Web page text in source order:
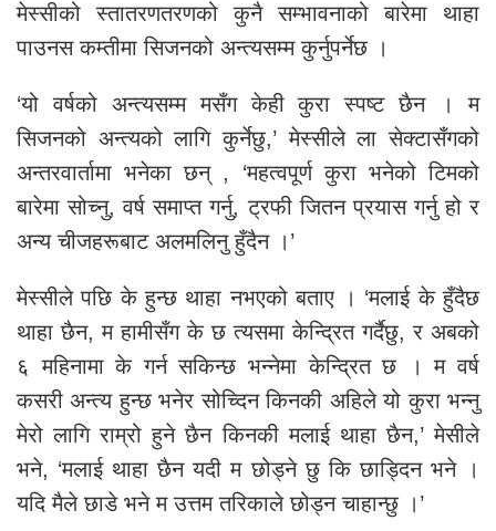
मेस्सीको स्तातरणतरणको कुनै सम्भावनाको बारेमा थाहा
पाउनस कम्तीमा सिजनको अन्त्यसम्म कुर्नुपर्नेछ ।
‘यो वर्षको अन्त्यसम्म मसँग केही कुरा स्पष्ट छैन । म
सिजनको अन्त्यको लागि कुर्नेछु,’ मेस्सीले ला सेक्टासँगको
अन्तरवार्तामा भनेका छन् , ‘महत्वपूर्ण कुरा भनेको टिमको
बारेमा सोच्नु, वर्ष समाप्त गर्नु, ट्रफी जितन प्रयास गर्नु हो र
अन्य चीजहरूबाट अलमलिनु हुँदैन ।’
मेस्सीले पछि के हुन्छ थाहा नभएको बताए । ‘मलाई के हुँदैछ
थाहा छैन, म हामीसँग के छ त्यसमा केन्द्रित गर्दैछु, र अबको
६ महिनामा के गर्न सकिन्छ भन्नेमा केन्द्रित छ । म वर्ष
कसरी अन्त्य हुन्छ भनेर सोच्दिन किनकी अहिले यो कुरा भन्नु
मेरो लागि राम्रो हुने छैन किनकी मलाई थाहा छैन,’ मेसीले
भने, ‘मलाई थाहा छैन यदी म छोड्ने छु कि छाड्दिन भने ।
यदि मैले छाडे भने म उत्तम तरिकाले छोड्न चाहान्छु ।’